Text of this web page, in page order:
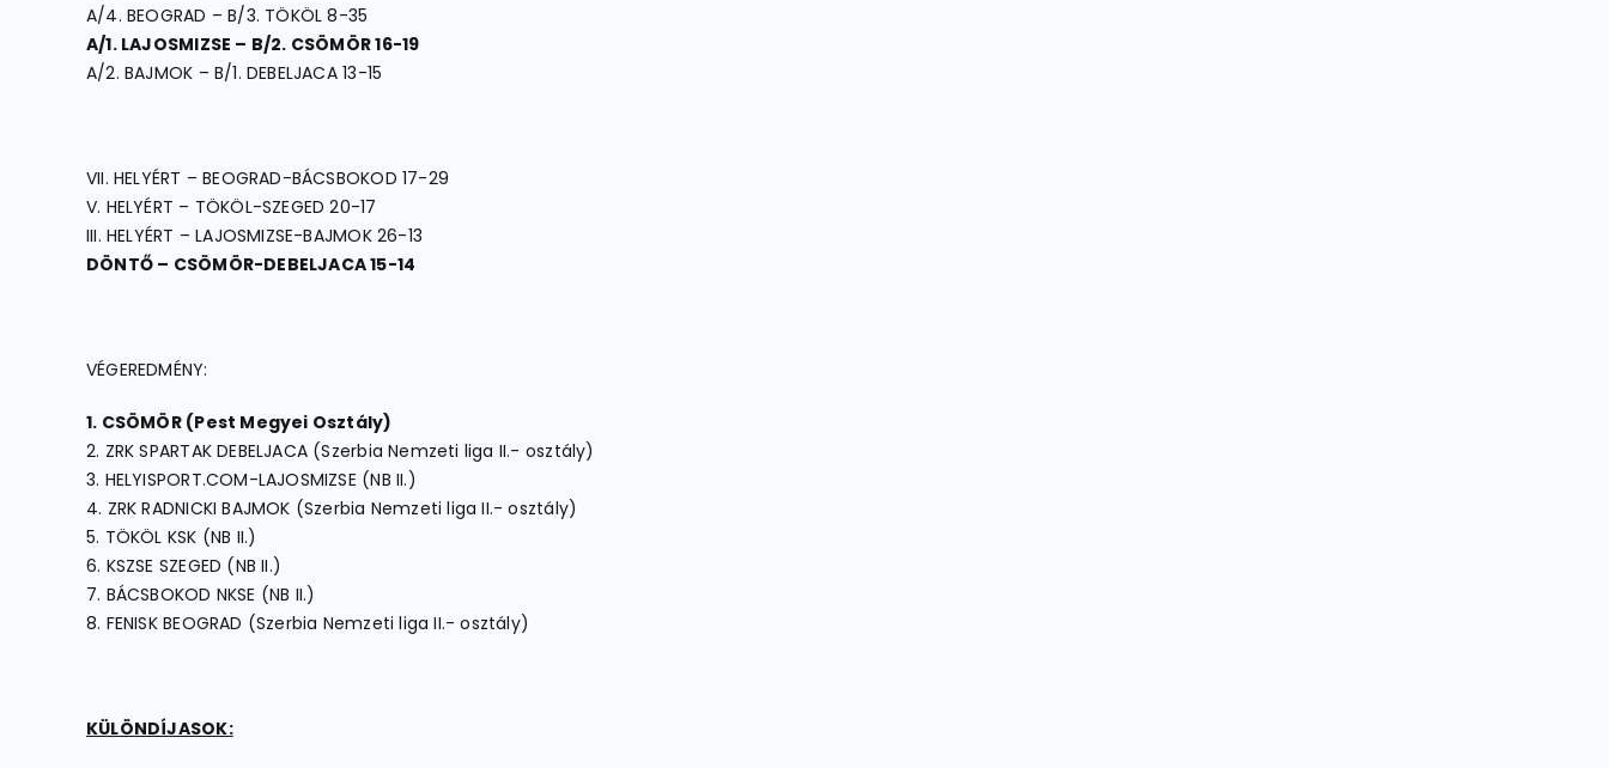
A/4. BEOGRAD – B/3. TÖKÖL 8-35
A/1. LAJOSMIZSE – B/2. CSÖMÖR 16-19
A/2. BAJMOK – B/1. DEBELJACA 13-15
VII. HELYÉRT – BEOGRAD-BÁCSBOKOD 17-29
V. HELYÉRT – TÖKÖL-SZEGED 20-17
III. HELYÉRT – LAJOSMIZSE-BAJMOK 26-13
DÖNTŐ – CSÖMÖR-DEBELJACA 15-14
VÉGEREDMÉNY:
1. CSÖMÖR (Pest Megyei Osztály)
2. ZRK SPARTAK DEBELJACA (Szerbia Nemzeti liga II.- osztály)
3. HELYISPORT.COM-LAJOSMIZSE (NB II.)
4. ZRK RADNICKI BAJMOK (Szerbia Nemzeti liga II.- osztály)
5. TÖKÖL KSK (NB II.)
6. KSZSE SZEGED (NB II.)
7. BÁCSBOKOD NKSE (NB II.)
8. FENISK BEOGRAD (Szerbia Nemzeti liga II.- osztály)
KÜLÖNDÍJASOK: